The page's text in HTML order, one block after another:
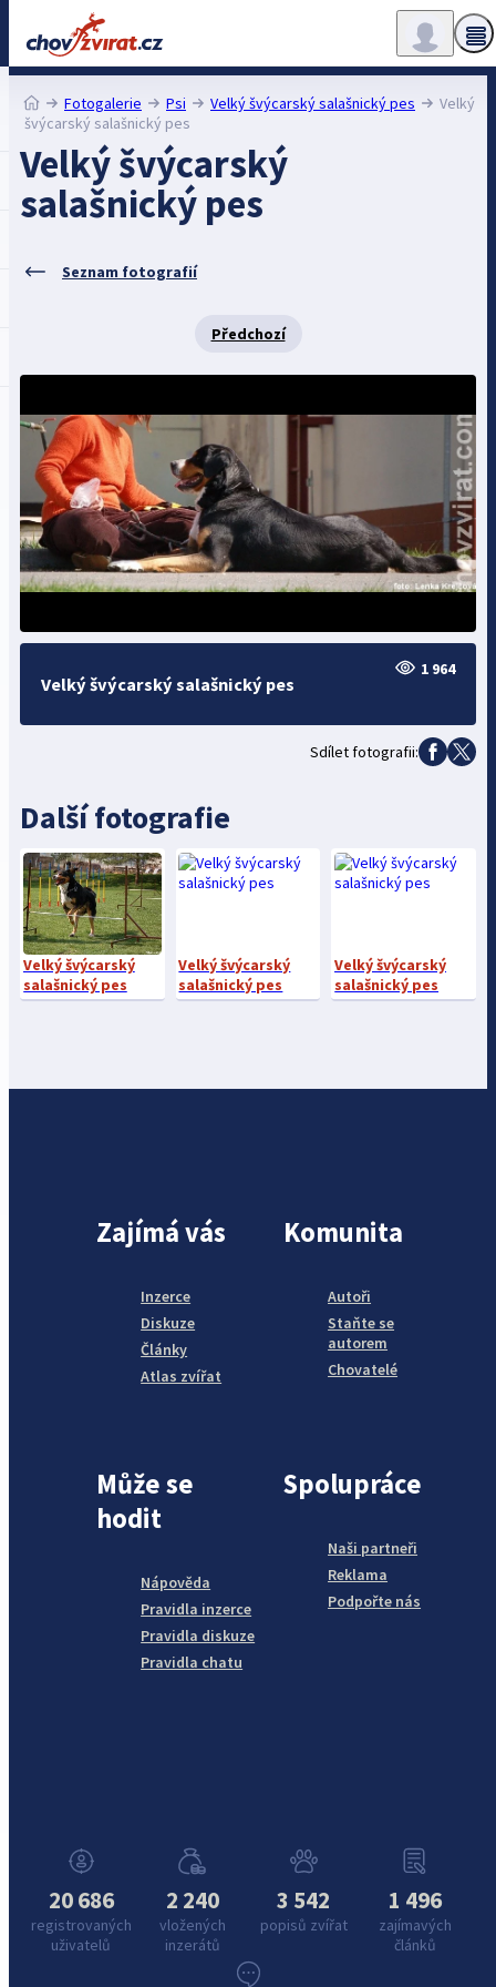
Fotogalerie Psi Velký švýcarský salašnický pes
Velký
švýcarský salašnický pes
Velký švýcarský
salašnický pes
Seznam fotografií
Předchozí
Velký švýcarský salašnický pes
1 964
Sdílet fotografii:
Další fotografie
Velký švýcarský
salašnický pes
Velký švýcarský
salašnický pes
Velký švýcarský
salašnický pes
Zajímá vás
Inzerce
Diskuze
Články
Atlas zvířat
Komunita
Autoři
Staňte se
autorem
Chovatelé
Může se
hodit
Nápověda
Pravidla inzerce
Pravidla diskuze
Pravidla chatu
Spolupráce
Naši partneři
Reklama
Podpořte nás
20 686
registrovaných
uživatelů
2 240
vložených
inzerátů
3 542
popisů zvířat
1 496
zajímavých
článků